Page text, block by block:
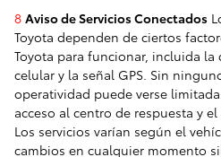
8 Aviso de Servicios Conectados
Toyota dependen de ciertos
Toyota para funcionar, incluida
celular y la señal GPS. Sin
operatividad puede verse
acceso al centro de respuesta y
Los servicios varían según el
cambios en cualquier momento